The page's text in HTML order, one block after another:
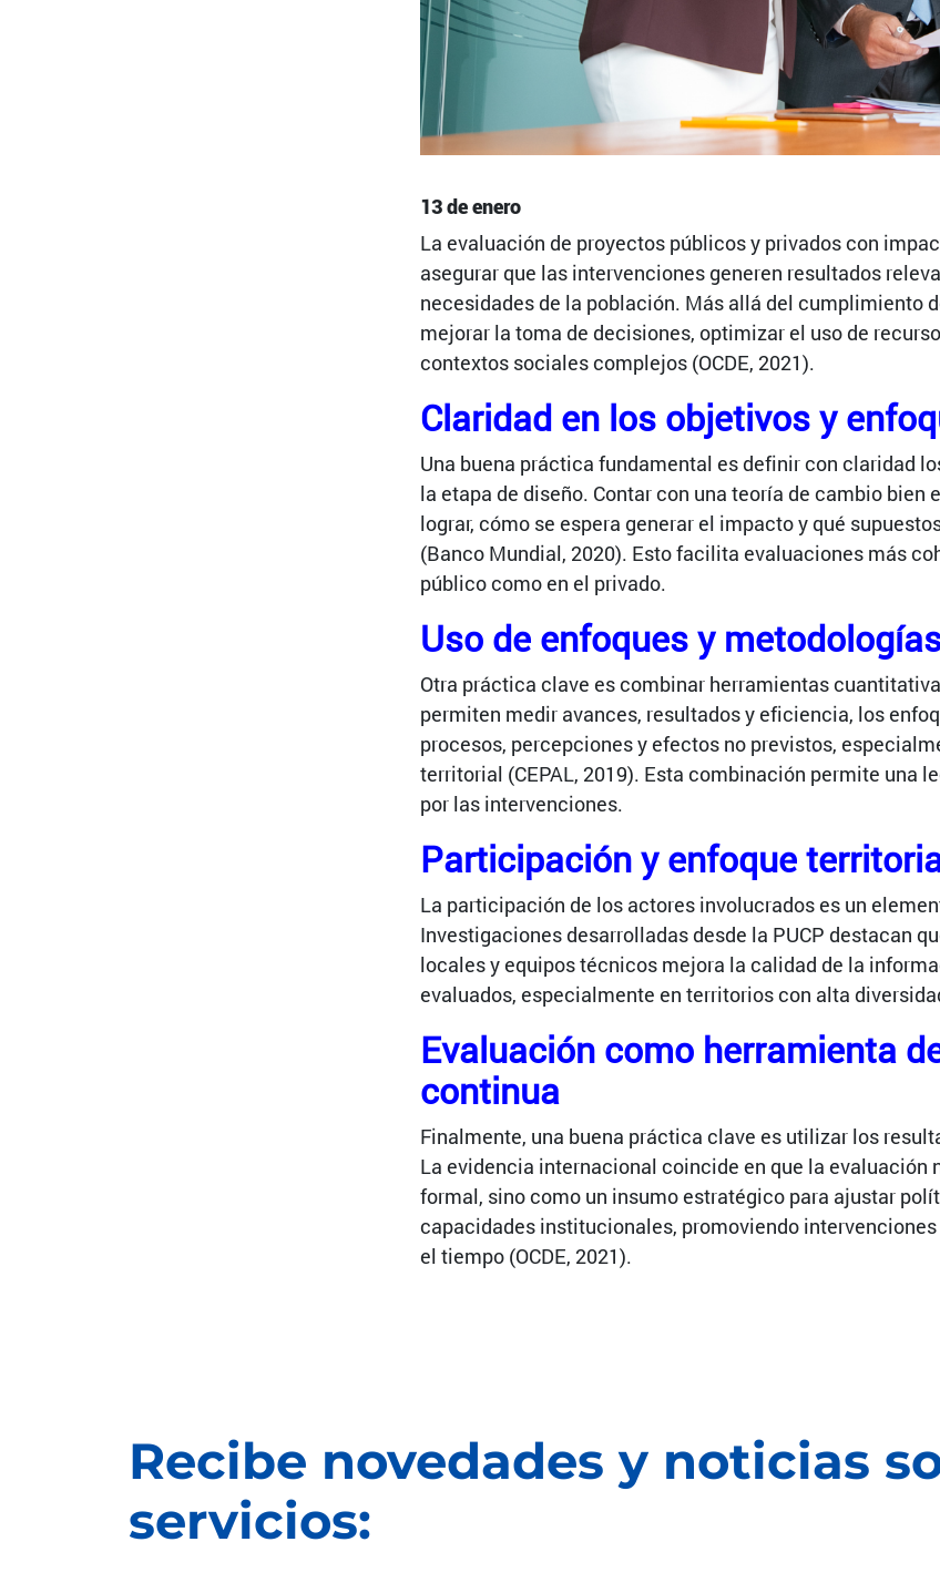
13 de enero
La evaluación de proyectos públicos y privados con
asegurar que las intervenciones generen resultados
necesidades de la población. Más allá del cumplimiento
mejorar la toma de decisiones, optimizar el uso de
contextos sociales complejos (OCDE, 2021).
Claridad en los objetivos y
Una buena práctica fundamental es definir con claridad
la etapa de diseño. Contar con una teoría de cambio
lograr, cómo se espera generar el impacto y qué
(Banco Mundial, 2020). Esto facilita evaluaciones más
público como en el privado.
Uso de enfoques y
Otra práctica clave es combinar herramientas
permiten medir avances, resultados y eficiencia, los
procesos, percepciones y efectos no previstos,
territorial (CEPAL, 2019). Esta combinación permite una
por las intervenciones.
Participación y enfoque
La participación de los actores involucrados es un
Investigaciones desarrolladas desde la PUCP destacan
locales y equipos técnicos mejora la calidad de la
evaluados, especialmente en territorios con alta
Evaluación como herramienta
continua
Finalmente, una buena práctica clave es utilizar los
La evidencia internacional coincide en que la evaluación
formal, sino como un insumo estratégico para ajustar
capacidades institucionales, promoviendo
el tiempo (OCDE, 2021).
Recibe novedades y noticias
servicios: